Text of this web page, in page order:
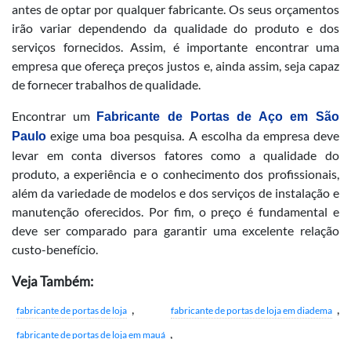
antes de optar por qualquer fabricante. Os seus orçamentos
irão variar dependendo da qualidade do produto e dos
serviços fornecidos. Assim, é importante encontrar uma
empresa que ofereça preços justos e, ainda assim, seja capaz
de fornecer trabalhos de qualidade.
Encontrar um
Fabricante de Portas de Aço em São
Paulo exige uma boa pesquisa. A escolha da empresa deve
levar em conta diversos fatores como a qualidade do
produto, a experiência e o conhecimento dos profissionais,
além da variedade de modelos e dos serviços de instalação e
manutenção oferecidos. Por fim, o preço é fundamental e
deve ser comparado para garantir uma excelente relação
custo-benefício.
Veja Também:
fabricante de portas de loja fabricante de portas de loja em diadema
fabricante de portas de loja em mauá